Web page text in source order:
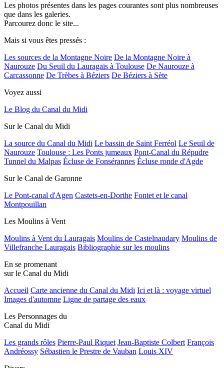
Les photos présentes dans les pages courantes sont plus nombreuses
que dans les galeries.
Parcourez donc le site...
Mais si vous êtes pressés :
Les sources de la Montagne Noire De la Montagne Noire à
Naurouze Du Seuil du Lauragais à Toulouse De Naurouze à
Carcassonne De Trèbes à Béziers De Béziers à Sète
Voyez aussi
Le Blog du Canal du Midi
Sur le Canal du Midi
La source du Canal du Midi Le bassin de Saint Ferréol Le Seuil de
Naurouze Toulouse : Les Ponts jumeaux Pont-Canal du Répudre
Tunnel du Malpas Écluse de Fonsérannes Écluse ronde d'Agde
Sur le Canal de Garonne
Le Pont-canal d'Agen Castets-en-Dorthe Fontet et le canal
Montpouillan
Les Moulins à Vent
Moulins à Vent du Lauragais Moulins de Castelnaudary Moulins de
Villefranche Lauragais Bibliographie sur les moulins
En se promenant
sur le Canal du Midi
Accueil Carte ancienne du Canal du Midi Ici et là : voyage virtuel
Images d'automne Ligne de partage des eaux
Les Personnages du
Canal du Midi
Les grands rôles Pierre-Paul Riquet Jean-Baptiste Colbert François
Andréossy Sébastien le Prestre de Vauban Louis XIV